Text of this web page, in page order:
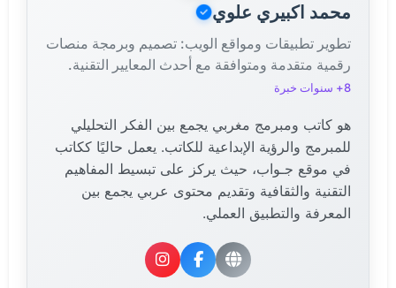
محمد اكبيري علوي
تطوير تطبيقات ومواقع الويب: تصميم وبرمجة منصات
رقمية متقدمة ومتوافقة مع أحدث المعايير التقنية.
8+ سنوات خبرة
هو كاتب ومبرمج مغربي يجمع بين الفكر التحليلي
للمبرمج والرؤية الإبداعية للكاتب. يعمل حاليًا ككاتب
في موقع جـواب، حيث يركز على تبسيط المفاهيم
التقنية والثقافية وتقديم محتوى عربي يجمع بين
المعرفة والتطبيق العملي.